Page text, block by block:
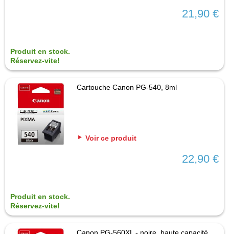
21,90 €
Produit en stock.
Réservez-vite!
Cartouche Canon PG-540, 8ml
Voir ce produit
22,90 €
Produit en stock.
Réservez-vite!